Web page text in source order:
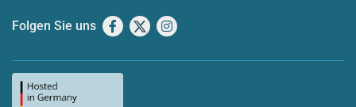
Folgen Sie uns Facebook
X Instagram